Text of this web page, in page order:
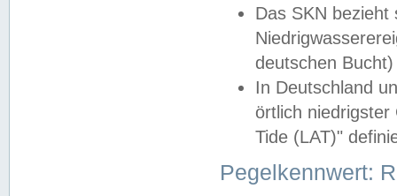
Das SKN
deutschen
In Deutschland
örtlich
Tide (LAT)"
Pegelkennwert: